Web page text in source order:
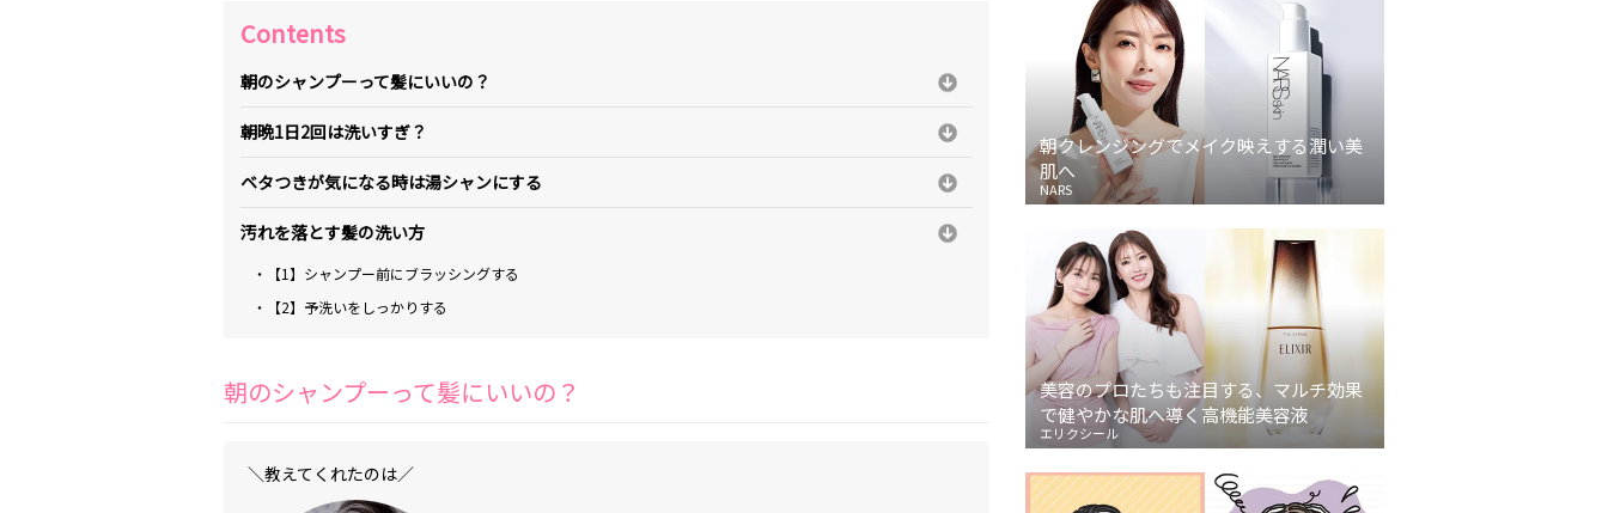
Contents
朝のシャンプーって髪にいいの？
朝晩1日2回は洗いすぎ？
ベタつきが気になる時は湯シャンにする
汚れを落とす髪の洗い方
・【1】シャンプー前にブラッシングする
・【2】予洗いをしっかりする
朝のシャンプーって髪にいいの？
＼教えてくれたのは／
朝クレンジングでメイク映えする潤い美
肌へ
NARS
美容のプロたちも注目する、マルチ効果
で健やかな肌へ導く高機能美容液
エリクシール